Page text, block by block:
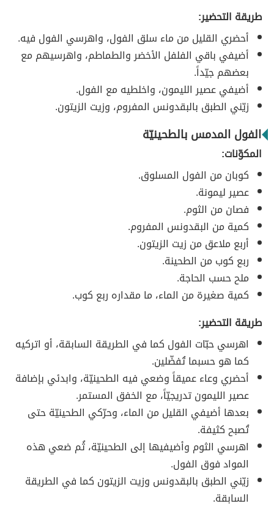
طريقة التحضير:
أحضري القليل من ماء سلق الفول، واهرسي الفول فيه.
أضيفي باقي الفلفل الأخضر والطماطم، واهرسيهم مع
بعضهم جيّداً.
أضيفي عصير الليمون، واخلطيه مع الفول.
زيّني الطبق بالبقدونس المفروم، وزيت الزيتون.
الفول المدمس بالطحينيّة
المكوّنات:
كوبان من الفول المسلوق.
عصير ليمونة.
فصان من الثوم.
كمية من البقدونس المفروم.
أربع ملاعق من زيت الزيتون.
ربع كوب من الطحينة.
ملح حسب الحاجة.
كمية صغيرة من الماء، ما مقداره ربع كوب.
طريقة التحضير:
اهرسي حبّات الفول كما في الطريقة السابقة، أو اتركيه
كما هو حسبما تُفضّلين.
أحضري وعاء عميقاً وضعي فيه الطحينيّة، وابدئي بإضافة
عصير الليمون تدريجيّاً، مع الخفق المستمر.
بعدها أضيفي القليل من الماء، وحرّكي الطحينيّة حتى
تُصبح كثيفة.
اهرسي الثوم وأضيفيها إلى الطحينيّة، ثُم ضعي هذه
المواد فوق الفول.
زيّني الطبق بالبقدونس وزيت الزيتون كما في الطريقة
السابقة.